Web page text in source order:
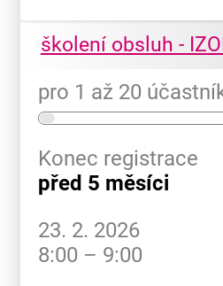
školení obsluh -
pro 1 až 20
Konec registrace
před 5 měsíci
23. 2. 2026
8:00 – 9:00